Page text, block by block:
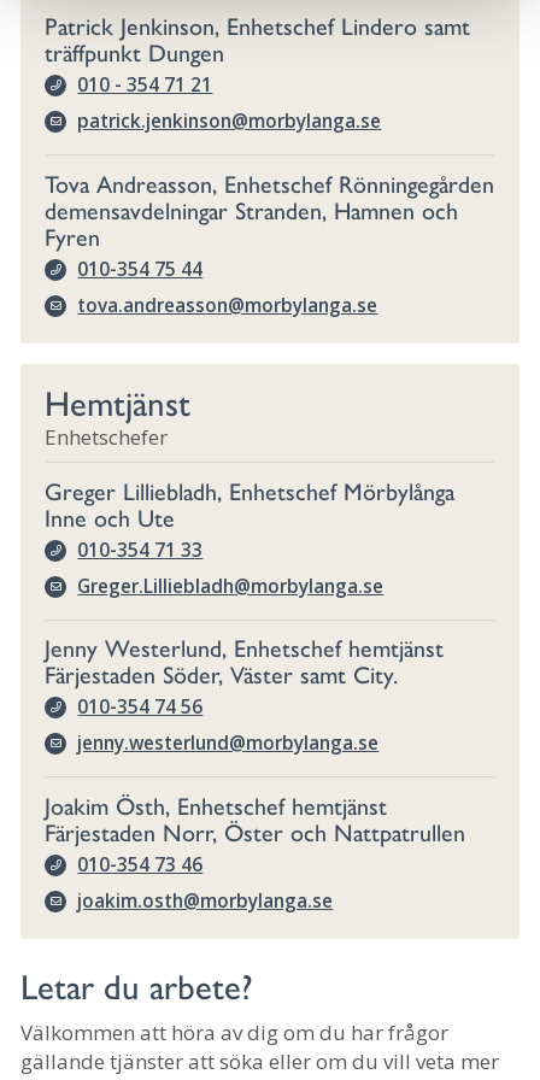
Patrick Jenkinson, Enhetschef Lindero samt
träffpunkt Dungen
010 - 354 71 21
patrick.jenkinson@morbylanga.se
Tova Andreasson, Enhetschef Rönningegården
demensavdelningar Stranden, Hamnen och
Fyren
010-354 75 44
tova.andreasson@morbylanga.se
Hemtjänst
Enhetschefer
Greger Lilliebladh, Enhetschef Mörbylånga
Inne och Ute
010-354 71 33
Greger.Lilliebladh@morbylanga.se
Jenny Westerlund, Enhetschef hemtjänst
Färjestaden Söder, Väster samt City.
010-354 74 56
jenny.westerlund@morbylanga.se
Joakim Östh, Enhetschef hemtjänst
Färjestaden Norr, Öster och Nattpatrullen
010-354 73 46
joakim.osth@morbylanga.se
Letar du arbete?
Välkommen att höra av dig om du har frågor
gällande tjänster att söka eller om du vill veta mer